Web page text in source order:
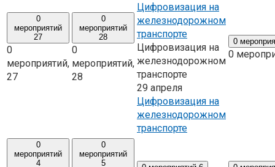
0
мероприятий
27
0
мероприятий,
27
0
мероприятий
28
0
мероприятий,
28
Цифровизация на
железнодорожном
транспорте
Цифровизация на
железнодорожном
транспорте
29 апреля
Цифровизация на
железнодорожном
транспорте
0
0
0
мероприятий
4
0
мероприятий
5